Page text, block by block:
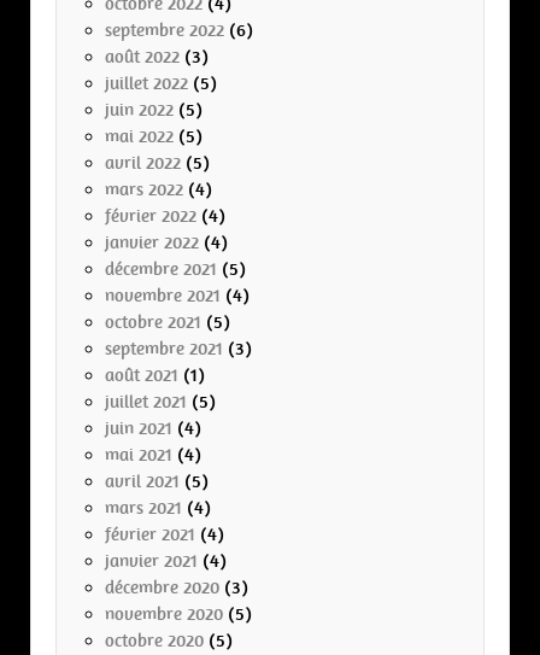
septembre 2022 (6)
août 2022 (3)
juillet 2022 (5)
juin 2022 (5)
mai 2022 (5)
avril 2022 (5)
mars 2022 (4)
février 2022 (4)
janvier 2022 (4)
décembre 2021 (5)
novembre 2021 (4)
octobre 2021 (5)
septembre 2021 (3)
août 2021 (1)
juillet 2021 (5)
juin 2021 (4)
mai 2021 (4)
avril 2021 (5)
mars 2021 (4)
février 2021 (4)
janvier 2021 (4)
décembre 2020 (3)
novembre 2020 (5)
octobre 2020 (5)